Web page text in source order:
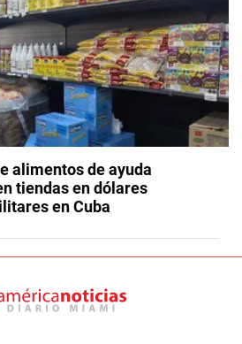
alimentos de ayuda
tiendas en dólares
en Cuba